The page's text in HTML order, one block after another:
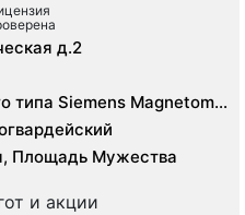
д.2
типа Siemens Magnetom
Площадь Мужества
и акции